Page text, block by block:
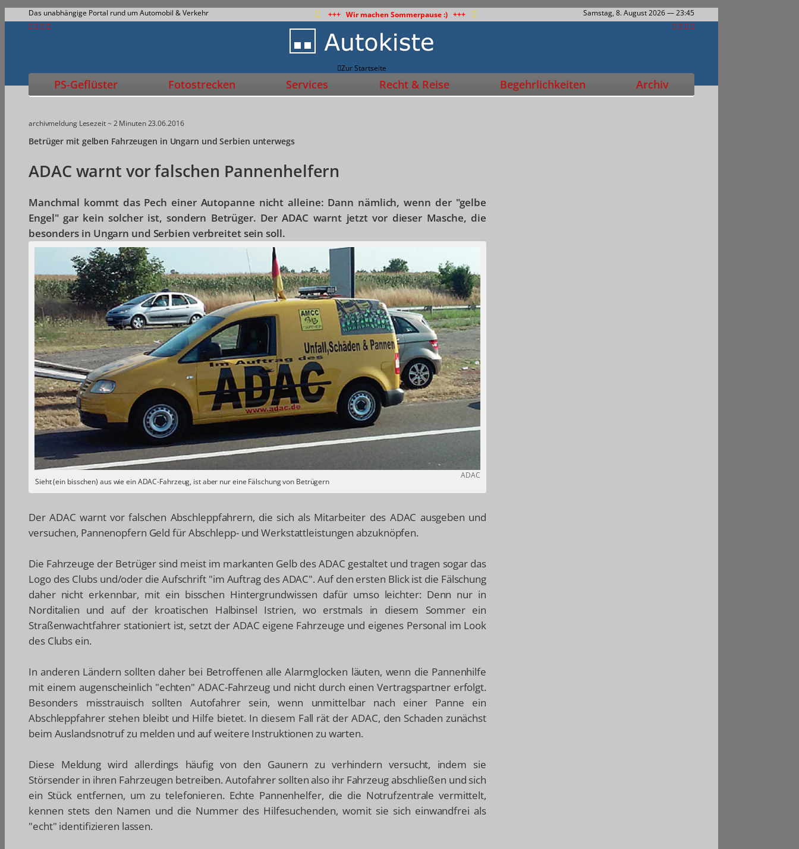
Das unabhängige Portal rund um Automobil & Verkehr +++ Wir machen Sommerpause :) +++ Samstag, 8. August 2026— 23:45
Zur Startseite
PS-Geflüster Fotostrecken Services Recht & Reise Begehrlichkeiten Archiv
archivmeldung Lesezeit ~ 2 Minuten23.06.2016
Betrüger mit gelben Fahrzeugen in Ungarn und Serbien unterwegs
ADAC warnt vor falschen Pannenhelfern
Manchmal kommt das Pech einer Autopanne nicht alleine: Dann nämlich, wenn der "gelbe
Engel" gar kein solcher ist, sondern Betrüger. Der ADAC warnt jetzt vor dieser Masche, die
besonders in Ungarn und Serbien verbreitet sein soll.
ADAC
Sieht (ein bisschen) aus wie ein ADAC-Fahrzeug, ist aber nur eine Fälschung von Betrügern
Der ADAC warnt vor falschen Abschleppfahrern, die sich als Mitarbeiter des ADAC ausgeben und
versuchen, Pannenopfern Geld für Abschlepp- und Werkstattleistungen abzuknöpfen.
Die Fahrzeuge der Betrüger sind meist im markanten Gelb des ADAC gestaltet und tragen sogar das
Logo des Clubs und/oder die Aufschrift "im Auftrag des ADAC". Auf den ersten Blick ist die Fälschung
daher nicht erkennbar, mit ein bisschen Hintergrundwissen dafür umso leichter: Denn nur in
Norditalien und auf der kroatischen Halbinsel Istrien, wo erstmals in diesem Sommer ein
Straßenwachtfahrer stationiert ist, setzt der ADAC eigene Fahrzeuge und eigenes Personal im Look
des Clubs ein.
In anderen Ländern sollten daher bei Betroffenen alle Alarmglocken läuten, wenn die Pannenhilfe
mit einem augenscheinlich "echten" ADAC-Fahrzeug und nicht durch einen Vertragspartner erfolgt.
Besonders misstrauisch sollten Autofahrer sein, wenn unmittelbar nach einer Panne ein
Abschleppfahrer stehen bleibt und Hilfe bietet. In diesem Fall rät der ADAC, den Schaden zunächst
beim Auslandsnotruf zu melden und auf weitere Instruktionen zu warten.
Diese Meldung wird allerdings häufig von den Gaunern zu verhindern versucht, indem sie
Störsender in ihren Fahrzeugen betreiben. Autofahrer sollten also ihr Fahrzeug abschließen und sich
ein Stück entfernen, um zu telefonieren. Echte Pannenhelfer, die die Notrufzentrale vermittelt,
kennen stets den Namen und die Nummer des Hilfesuchenden, womit sie sich einwandfrei als
"echt" identifizieren lassen.